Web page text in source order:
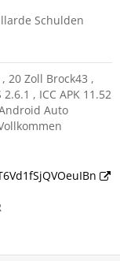
Schulden
20 Zoll Brock43 ,
, ICC APK 11.52
Auto